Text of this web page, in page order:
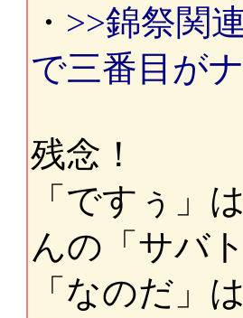
・ >>錦祭関
で三番目が
残念！
「ですぅ」
んの「サバ
「なのだ」